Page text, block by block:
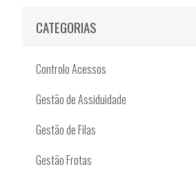
CATEGORIAS
Controlo Acessos
Gestão de Assiduidade
Gestão de Filas
Gestão Frotas